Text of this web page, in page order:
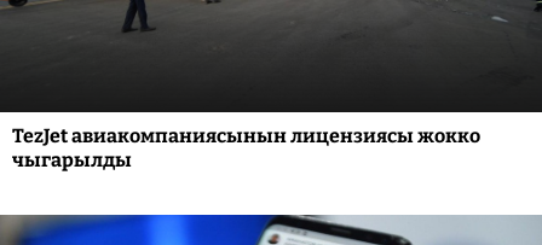
TezJet авиакомпаниясынын лицензиясы жокко
чыгарылды